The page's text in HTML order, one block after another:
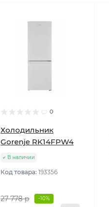
0
Холодильник
Gorenje RK14FPW4
В наличии
Код товара: 193356
27 778 р -10%